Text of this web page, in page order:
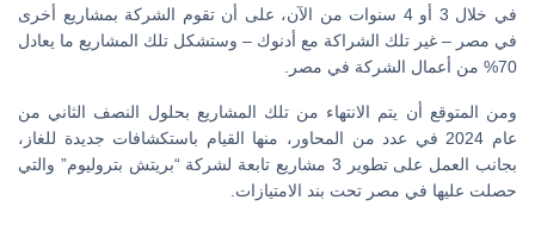
في خلال 3 أو 4 سنوات من الآن، على أن تقوم الشركة بمشاريع أخرى
في مصر – غير تلك الشراكة مع أدنوك – وستشكل تلك المشاريع ما يعادل
70% من أعمال الشركة في مصر.
ومن المتوقع أن يتم الانتهاء من تلك المشاريع بحلول النصف الثاني من
عام 2024 في عدد من المحاور، منها القيام باستكشافات جديدة للغاز،
بجانب العمل على تطوير 3 مشاريع تابعة لشركة “بريتش بتروليوم” والتي
حصلت عليها في مصر تحت بند الامتيازات.